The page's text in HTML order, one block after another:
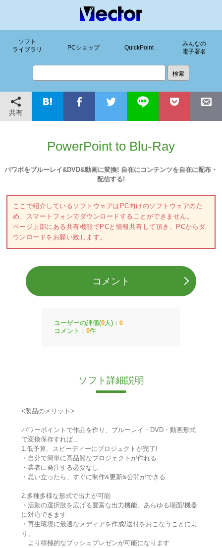
ソフト
ライブラリ
PCショップ QuickPoint
みんなの
電子署名
共有
PowerPoint to Blu-Ray
パワポをブルーレイ&DVD&動画に変換! 自在にコンテンツを自在に配布・
配信する!
ここで紹介しているソフトウェアはPC向けのソフトウェアのた
め、スマートフォンでダウンロードすることができません。
ページ上部にある共有機能でPCと情報共有して頂き、PCからダ
ウンロードをお願い致します。
コメント
ユーザーの評価(0 人)： 0
コメント： 0件
ソフト詳細説明
<製品のメリット>
パワーポイントで作品を作り、ブルーレイ・DVD・動画形式
で変換保存すれば...
1.低予算、スピーディーにプロジェクトが完了!
・自分で簡単に高品質なプロジェクトが作れる
・業者に発注する必要なし
・思い立ったら、すぐに制作&更新&公開ができる
2.多種多様な形式で出力が可能
・活動の選択肢を広げる豊富な出力機能、あらゆる場面/機器
に対応できます
・再生環境に最適なメディアを作成/送付をおこなうことによ
り、
より積極的なプッシュプレゼンが可能になります